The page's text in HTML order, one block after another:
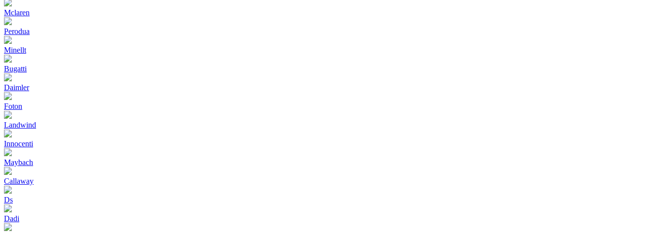
Mclaren
Perodua
Minellt
Bugatti
Daimler
Foton
Landwind
Innocenti
Maybach
Callaway
Ds
Dadi